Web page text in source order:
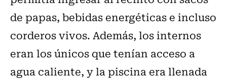
de papas, bebidas energéticas e incluso
corderos vivos. Además, los internos
eran los únicos que tenían acceso a
agua caliente, y la piscina era llenada